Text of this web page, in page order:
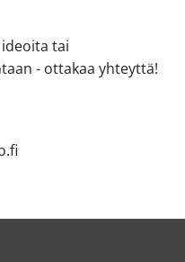
tai
- ottakaa yhteyttä!